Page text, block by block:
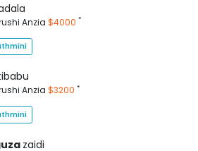
Anzia $4000 *
Anzia $3200 *
zaidi